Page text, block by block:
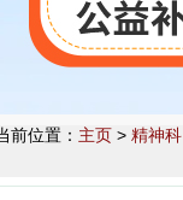
前位置： 主页 > 精神科